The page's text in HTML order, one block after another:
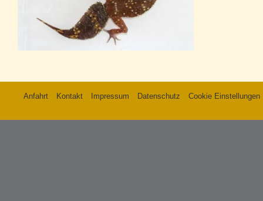
Anfahrt Kontakt Impressum Datenschutz Cookie Einstellungen